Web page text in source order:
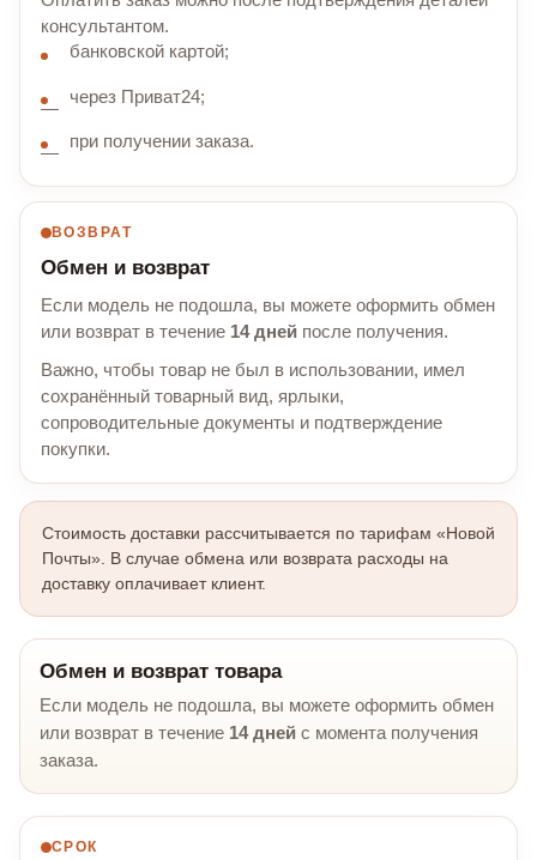
консультантом.
банковской картой;
через Приват24;
при получении заказа.
ВОЗВРАТ
Обмен и возврат
Если модель не подошла, вы можете оформить обмен
или возврат в течение 14 дней после получения.
Важно, чтобы товар не был в использовании, имел
сохранённый товарный вид, ярлыки,
сопроводительные документы и подтверждение
покупки.
Стоимость доставки рассчитывается по тарифам «Новой
Почты». В случае обмена или возврата расходы на
доставку оплачивает клиент.
Обмен и возврат товара
Если модель не подошла, вы можете оформить обмен
или возврат в течение 14 дней с момента получения
заказа.
СРОК